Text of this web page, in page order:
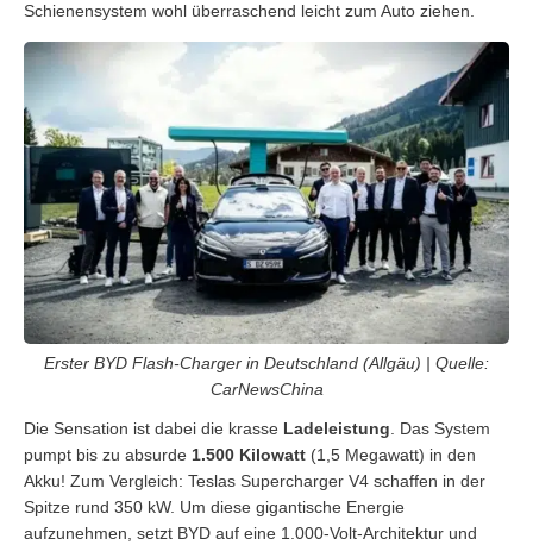
Schienensystem wohl überraschend leicht zum Auto ziehen.
Erster BYD Flash-Charger in Deutschland (Allgäu) | Quelle:
CarNewsChina
Die Sensation ist dabei die krasse Ladeleistung . Das System
pumpt bis zu absurde 1.500 Kilowatt (1,5 Megawatt) in den
Akku! Zum Vergleich: Teslas Supercharger V4 schaffen in der
Spitze rund 350 kW. Um diese gigantische Energie
aufzunehmen, setzt BYD auf eine 1.000-Volt-Architektur und